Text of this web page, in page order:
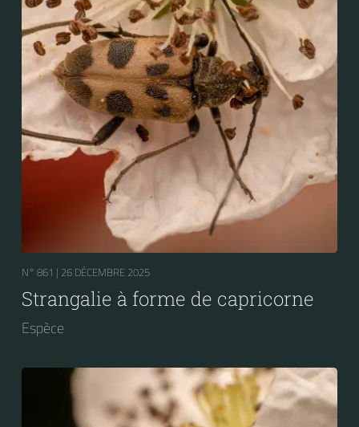
N° 861 | 26 DÉCEMBRE 2025
Strangalie à forme de capricorne
Espèce